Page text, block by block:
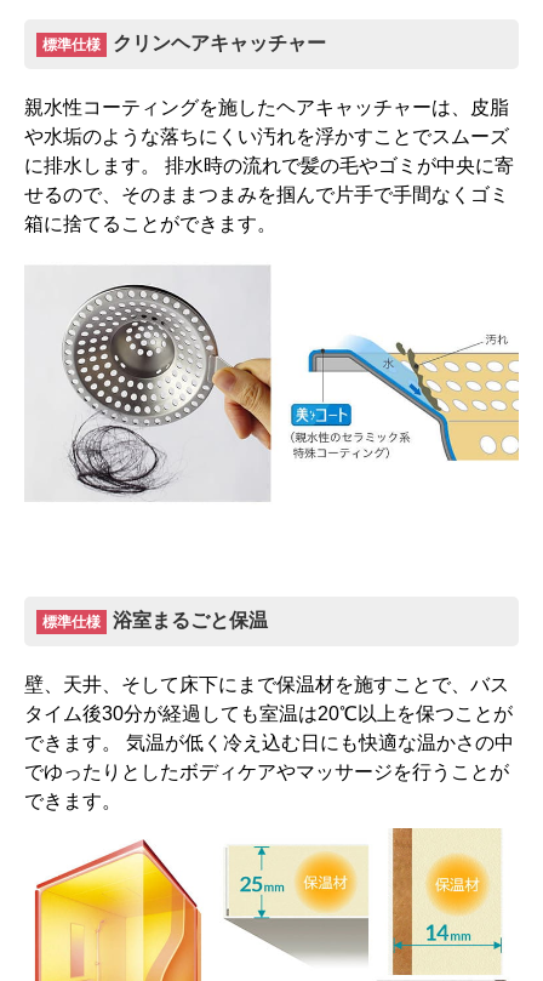
標準仕様 クリンヘアキャッチャー
親水性コーティングを施したヘアキャッチャーは、皮脂
や水垢のような落ちにくい汚れを浮かすことでスムーズ
に排水します。 排水時の流れで髪の毛やゴミが中央に寄
せるので、そのままつまみを掴んで片手で手間なくゴミ
箱に捨てることができます。
標準仕様 浴室まるごと保温
壁、天井、そして床下にまで保温材を施すことで、バス
タイム後30分が経過しても室温は20℃以上を保つことが
できます。 気温が低く冷え込む日にも快適な温かさの中
でゆったりとしたボディケアやマッサージを行うことが
できます。